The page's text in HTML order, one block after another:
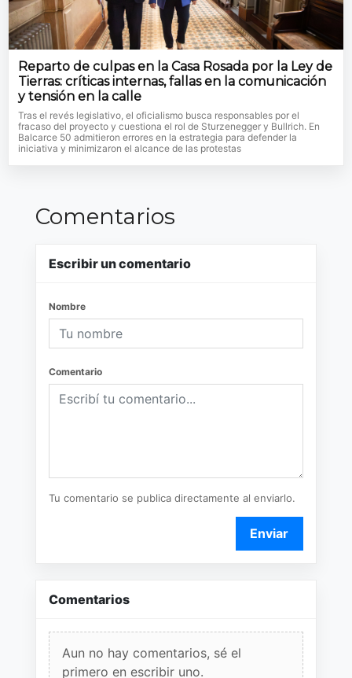
Reparto de culpas en la Casa Rosada por la Ley de
Tierras: críticas internas, fallas en la comunicación
y tensión en la calle
Tras el revés legislativo, el oficialismo busca responsables por el
fracaso del proyecto y cuestiona el rol de Sturzenegger y Bullrich. En
Balcarce 50 admitieron errores en la estrategia para defender la
iniciativa y minimizaron el alcance de las protestas
Comentarios
Escribir un comentario
Nombre
Comentario
Tu comentario se publica directamente al enviarlo.
Enviar
Comentarios
Aun no hay comentarios, sé el
primero en escribir uno.